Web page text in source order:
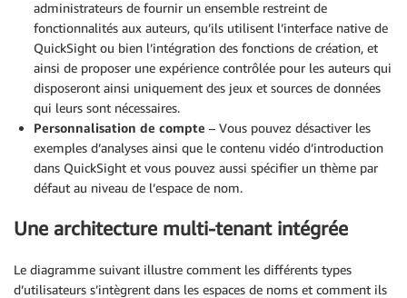
administrateurs de fournir un ensemble restreint de
fonctionnalités aux auteurs, qu’ils utilisent l’interface native de
QuickSight ou bien l’intégration des fonctions de création, et
ainsi de proposer une expérience contrôlée pour les auteurs qui
disposeront ainsi uniquement des jeux et sources de données
qui leurs sont nécessaires.
Personnalisation de compte – Vous pouvez désactiver les
exemples d’analyses ainsi que le contenu vidéo d’introduction
dans QuickSight et vous pouvez aussi spécifier un thème par
défaut au niveau de l’espace de nom.
Une architecture multi-tenant intégrée
Le diagramme suivant illustre comment les différents types
d’utilisateurs s’intègrent dans les espaces de noms et comment ils